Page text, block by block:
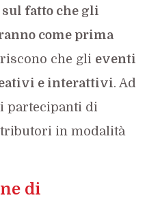
fatto che gli
come prima
che gli eventi
e interattivi. Ad
partecipanti di
in modalità
di